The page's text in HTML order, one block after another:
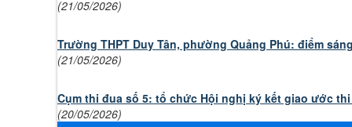
(21/05/2026)
Trường THPT Duy Tân, phường Quảng Phú: điểm
(21/05/2026)
Cụm thi đua số 5: tổ chức Hội nghị ký kết giao ước thi
(20/05/2026)